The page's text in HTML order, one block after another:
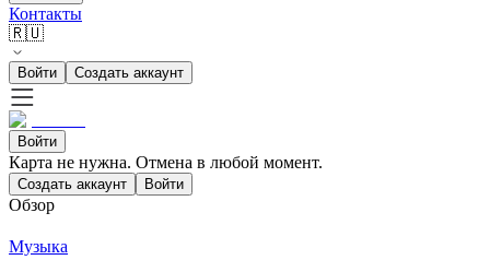
Контакты
🇷🇺
Войти Создать аккаунт
Войти
Карта не нужна. Отмена в любой момент.
Создать аккаунт Войти
Обзор
Музыка